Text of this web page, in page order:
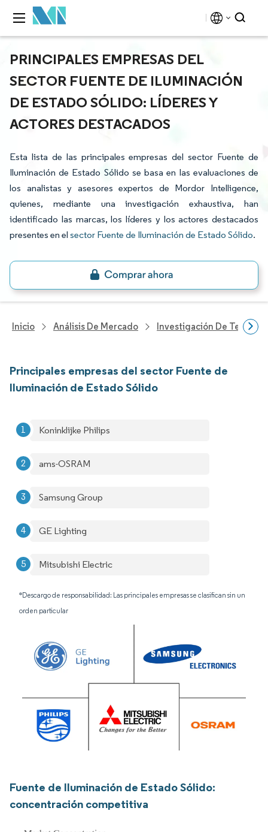
PRINCIPALES EMPRESAS DEL
SECTOR FUENTE DE ILUMINACIÓN
DE ESTADO SÓLIDO: LÍDERES Y
ACTORES DESTACADOS
Esta lista de las principales empresas del sector Fuente de
Iluminación de Estado Sólido se basa en las evaluaciones de
los analistas y asesores expertos de Mordor Intelligence,
quienes, mediante una investigación exhaustiva, han
identificado las marcas, los líderes y los actores destacados
presentes en el sector Fuente de Iluminación de Estado Sólido.
Inicio Análisis De Mercado Investigación De
Principales empresas del sector Fuente de
Iluminación de Estado Sólido
Koninklijke Philips
ams-OSRAM
Samsung Group
GE Lighting
Mitsubishi Electric
*Descargo de responsabilidad: Las principales empresas se clasifican sin un
orden particular
Fuente de Iluminación de Estado Sólido:
concentración competitiva